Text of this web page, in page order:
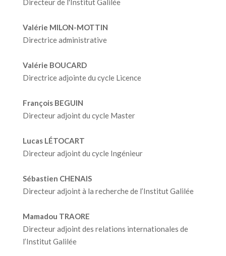
Directeur de l'Institut Galilée
Valérie MILON-MOTTIN
Directrice administrative
Valérie BOUCARD
Directrice adjointe du cycle Licence
François BEGUIN
Directeur adjoint du cycle Master
Lucas LÉTOCART
Directeur adjoint du cycle Ingénieur
Sébastien CHENAIS
Directeur adjoint à la recherche de l’Institut Galilée
Mamadou TRAORE
Directeur adjoint des relations internationales de
l’Institut Galilée